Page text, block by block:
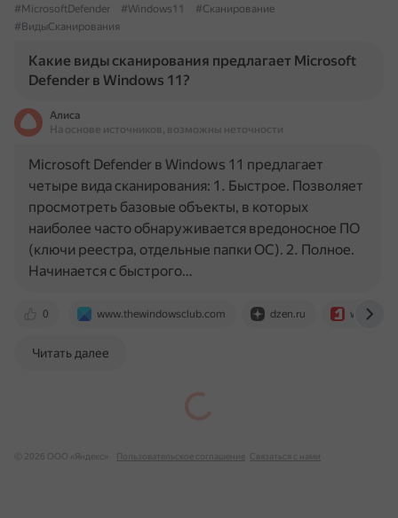
#MicrosoftDefender
#Windows11
#Сканирование
#ВидыСканирования
Какие виды сканирования предлагает Microsoft
Defender в Windows 11?
Алиса
На основе источников, возможны неточности
0 www.thewindowsclub.com dzen.ru
Microsoft Defender в Windows 11 предлагает
четыре вида сканирования: 1. Быстрое. Позволяет
просмотреть базовые объекты, в которых
наиболее часто обнаруживается вредоносное ПО
(ключи реестра, отдельные папки ОС). 2. Полное.
Начинается с быстрого…
Читать далее
© 2026 ООО «Яндекс» Пользовательское соглашение Связаться с нами